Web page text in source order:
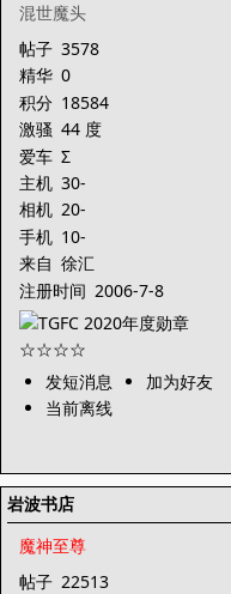
混世魔头
帖子 3578
精华 0
积分 18584
激骚 44 度
爱车 Σ
主机 30-
相机 20-
手机 10-
来自 徐汇
注册时间 2006-7-8
发短消息
加为好友
当前离线
岩波书店
魔神至尊
帖子 22513